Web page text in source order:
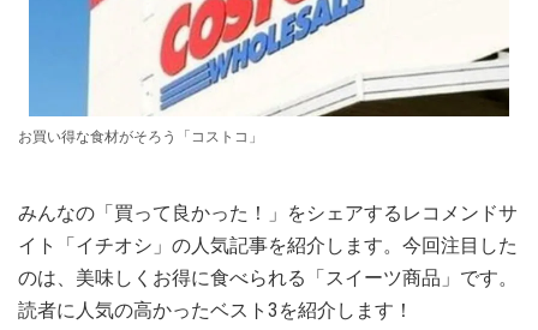
お買い得な食材がそろう「コストコ」
みんなの「買って良かった！」をシェアするレコメンドサ
イト「イチオシ」の人気記事を紹介します。今回注目した
のは、美味しくお得に食べられる「スイーツ商品」です。
読者に人気の高かったベスト3を紹介します！